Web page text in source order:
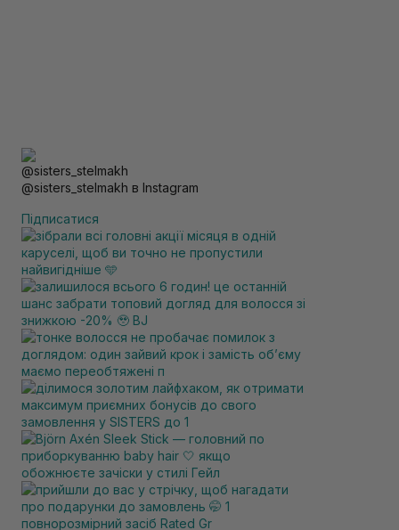
@sisters_stelmakh в Instagram
Підписатися